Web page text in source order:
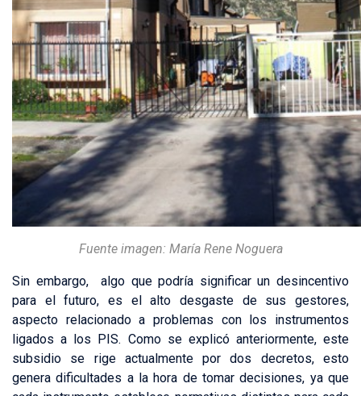
Fuente imagen: María Rene Noguera
Sin embargo, algo que podría significar un desincentivo
para el futuro, es el alto desgaste de sus gestores,
aspecto relacionado a problemas con los instrumentos
ligados a los PIS. Como se explicó anteriormente, este
subsidio se rige actualmente por dos decretos, esto
genera dificultades a la hora de tomar decisiones, ya que